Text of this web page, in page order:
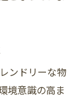
ンドリーな物
境意識の高ま